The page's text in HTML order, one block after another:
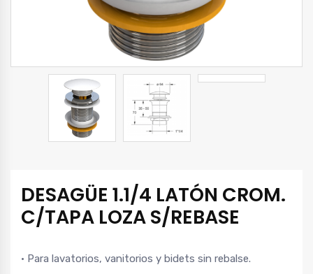
DESAGÜE 1.1/4 LATÓN CROM.
C/TAPA LOZA S/REBASE
• Para lavatorios, vanitorios y bidets sin rebalse.